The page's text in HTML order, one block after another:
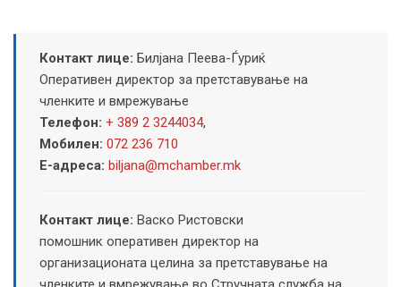
Контакт лице: Билјана Пеева-Ѓуриќ
Оперативен директор за претставување на
членките и вмрежување
Телефон: + 389 2 3244034,
Мобилен: 072 236 710
Е-адреса: biljana@mchamber.mk
Контакт лице: Васко Ристовски
помошник оперативен директор на
организационата целина за претставување на